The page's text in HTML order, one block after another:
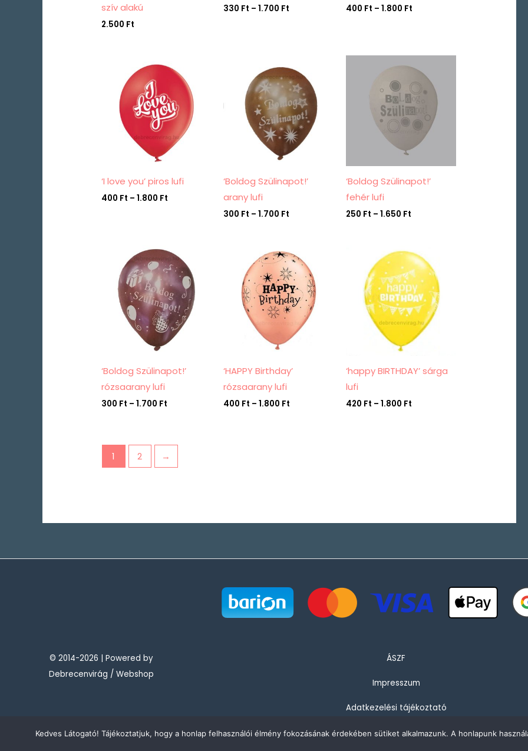
szív alakú
2.500 Ft
330 Ft – 1.700 Ft 400 Ft – 1.800 Ft
‘I love you’ piros lufi
400 Ft – 1.800 Ft
400 Ft
1.800 Ft
‘Boldog Szülinapot!’
arany lufi
300 Ft – 1.700 Ft
300 Ft
-
1.700 Ft
‘Boldog Szülinapot!’
fehér lufi
250 Ft – 1.650 Ft
250 Ft
-
1.650 Ft
‘Boldog Szülinapot!’
rózsaarany lufi
300 Ft – 1.700 Ft
Ártartomány:
300 Ft
-
1.700 Ft
‘HAPPY Birthday’
rózsaarany lufi
400 Ft – 1.800 Ft
400 Ft
-
1.800 Ft
‘happy BIRTHDAY’ sárga
lufi
420 Ft – 1.800 Ft
Ártartomány:
420 Ft
-
1.800 Ft
1 2 →
© 2014-2026 | Powered by
Debrecenvirág / Webshop
ÁSZF
Impresszum
Adatkezelési tájékoztató
Kedves Látogató! Tájékoztatjuk, hogy a honlap felhasználói élmény fokozásának érdekében sütiket alkalmazunk. A honlapunk